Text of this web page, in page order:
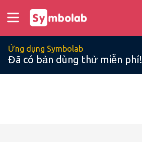
Ứng dụng Symbolab
Đã có bản dùng thử miễn phí!